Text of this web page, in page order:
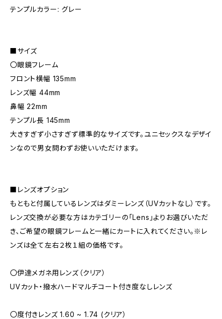
テンプルカラー: グレー
■サイズ
〇眼鏡フレーム
フロント横幅 135mm
レンズ幅 44mm
鼻幅 22mm
テンプル長 145mm
大きすぎず小さすぎず標準的なサイズです。ユニセックスなデザイ
ンなので男女問わずお使いいただけます。
■レンズオプション
もともと付属しているレンズはダミーレンズ（UVカットなし）です。
レンズ交換が必要な方はカテゴリーの「Lens」よりお選びいただ
き、ご希望の眼鏡フレームと一緒にカートに入れてください。※レ
ンズは全て左右２枚１組の価格です。
〇伊達メガネ用レンズ（クリア）
UVカット・撥水ハードマルチコート付き度なしレンズ
〇度付きレンズ 1.60 ~ 1.74 (クリア）